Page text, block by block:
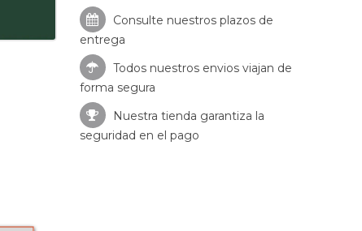
Consulte nuestros plazos de
entrega
Todos nuestros envios viajan de
forma segura
Nuestra tienda garantiza la
seguridad en el pago